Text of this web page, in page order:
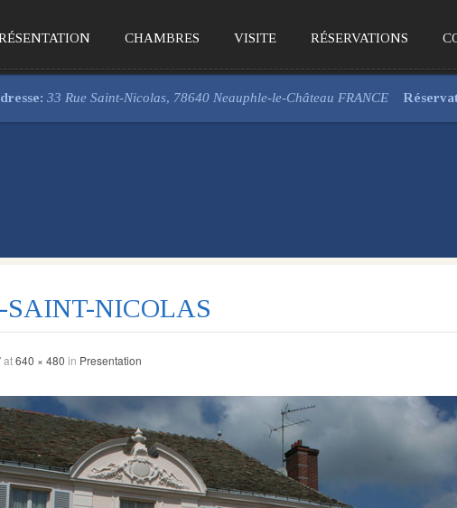
CHAMBRES VISITE RÉSERVATIONS
33 Rue Saint-Nicolas, 78640 Neauphle-le-Château FRANCE
SAINT-NICOLAS
at640 × 480 in Presentation